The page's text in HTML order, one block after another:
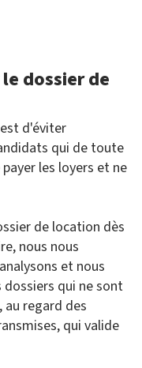
dossier de
d'éviter
qui de toute
les loyers et ne
de location dès
nous nous
et nous
qui ne sont
regard des
qui valide